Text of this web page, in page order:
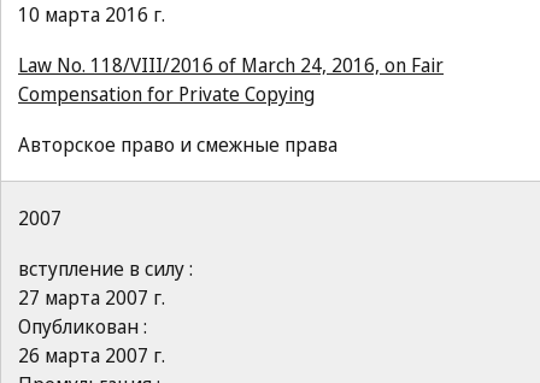
10 марта 2016 г.
Law No. 118/VIII/2016 of March 24, 2016, on Fair
Compensation for Private Copying
Авторское право и смежные права
2007
вступление в силу :
27 марта 2007 г.
Опубликован :
26 марта 2007 г.